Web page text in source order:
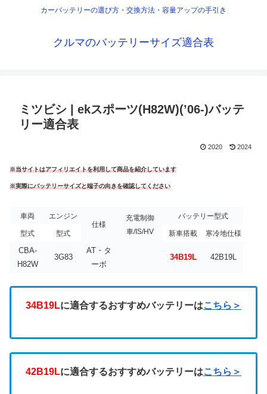
カーバッテリーの選び方・交換方法・容量アップの手引き
クルマのバッテリーサイズ適合表
ミツビシ | ekスポーツ(H82W)(’06-)バッテ
リー適合表
2020 2024
※当サイトはアフィリエイトを利用して商品を紹介しています
※実際にバッテリーサイズと端子の向きを確認してください
車両
エンジン
仕様
充電制御
車/IS/HV
バッテリー型式
型式 型式 新車搭載 寒冷地仕様
CBA-
H82W
3G83
AT・タ
ーボ
34B19L 42B19L
34B19Lに適合するおすすめバッテリーはこちら＞
42B19Lに適合するおすすめバッテリーはこちら＞